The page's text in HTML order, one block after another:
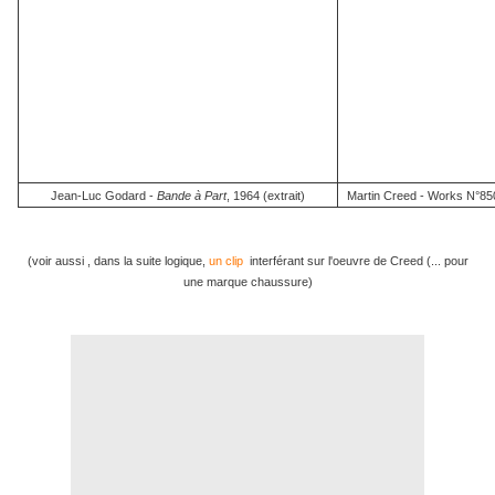
Jean-Luc Godard - Bande à Part, 1964 (extrait) Martin Creed - Works
(voir aussi , dans la suite logique, un clipinterférant sur l'oeuvre de Creed (... pour
une marque chaussure)